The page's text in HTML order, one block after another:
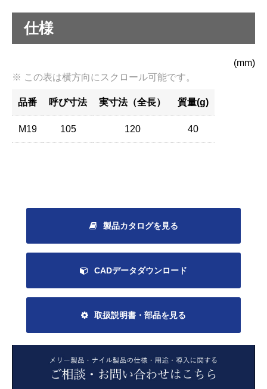
仕様
(mm)
品番 呼び寸法 実寸法（全長） 質量(g)
M19 105 120 40
製品カタログを見る
CADデータダウンロード
取扱説明書・部品を見る